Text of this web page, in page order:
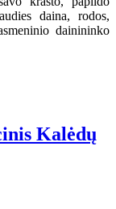
daina, rodos,
dainininko
Kalėdų